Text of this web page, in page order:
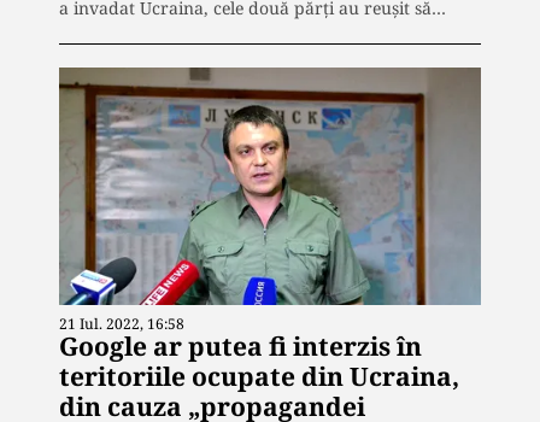
a invadat Ucraina, cele două părți au reușit să…
21 Iul. 2022, 16:58
Google ar putea fi interzis în
teritoriile ocupate din Ucraina,
din cauza „propagandei